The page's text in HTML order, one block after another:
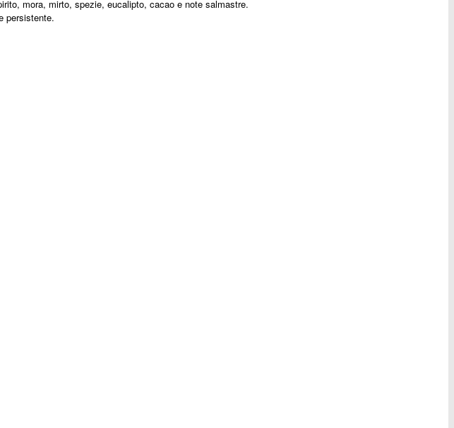
mora, mirto, spezie, eucalipto, cacao e note salmastre.
persistente.